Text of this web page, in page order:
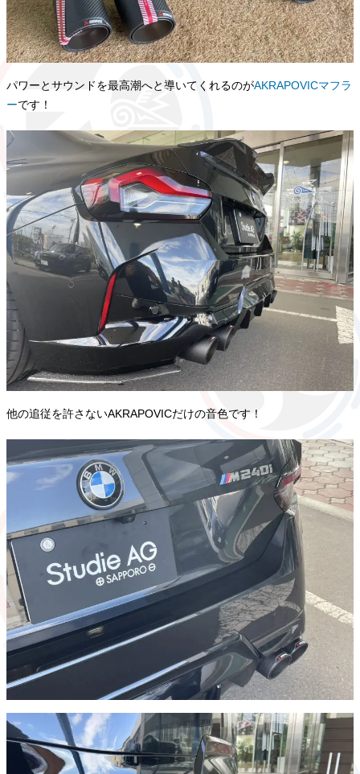
パワーとサウンドを最高潮へと導いてくれるのがAKRAPOVICマフラ
ーです！
他の追従を許さないAKRAPOVICだけの音色です！